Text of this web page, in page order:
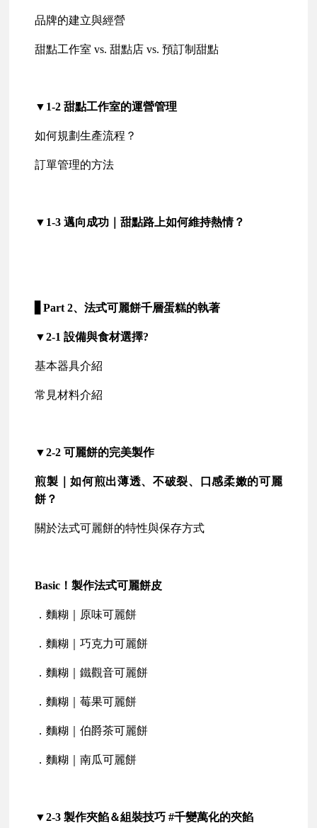
品牌的建立與經營
甜點工作室 vs. 甜點店 vs. 預訂制甜點
▼1-2 甜點工作室的運營管理
如何規劃生產流程？
訂單管理的方法
▼1-3 邁向成功｜甜點路上如何維持熱情？
▋Part 2、法式可麗餅千層蛋糕的執著
▼2-1 設備與食材選擇?
基本器具介紹
常見材料介紹
▼2-2 可麗餅的完美製作
煎製｜如何煎出薄透、不破裂、口感柔嫩的可麗
餅？
關於法式可麗餅的特性與保存方式
Basic ！製作法式可麗餅皮
．麵糊｜原味可麗餅
．麵糊｜巧克力可麗餅
．麵糊｜鐵觀音可麗餅
．麵糊｜莓果可麗餅
．麵糊｜伯爵茶可麗餅
．麵糊｜南瓜可麗餅
▼2-3 製作夾餡＆組裝技巧 #千變萬化的夾餡